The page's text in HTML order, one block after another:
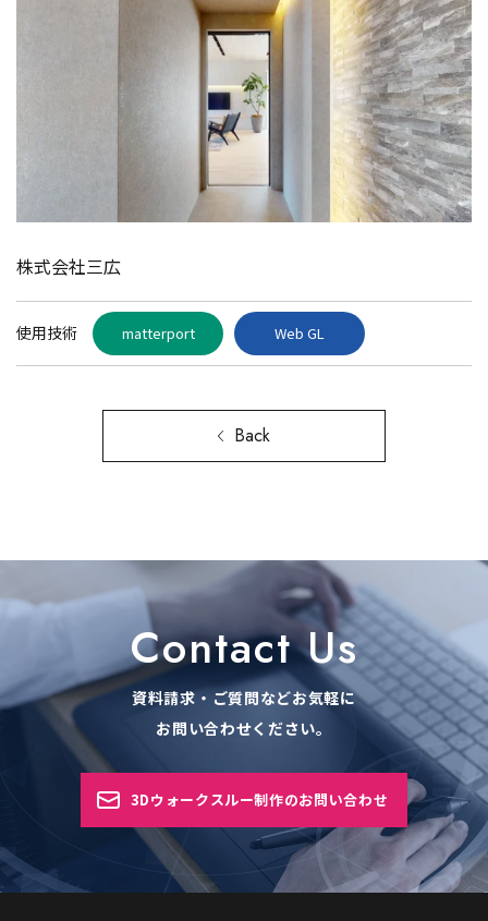
株式会社三広
使用技術 matterport Web GL
Back
Contact Us
資料請求・ご質問などお気軽に
お問い合わせください。
3Dウォークスルー制作のお問い合わせ